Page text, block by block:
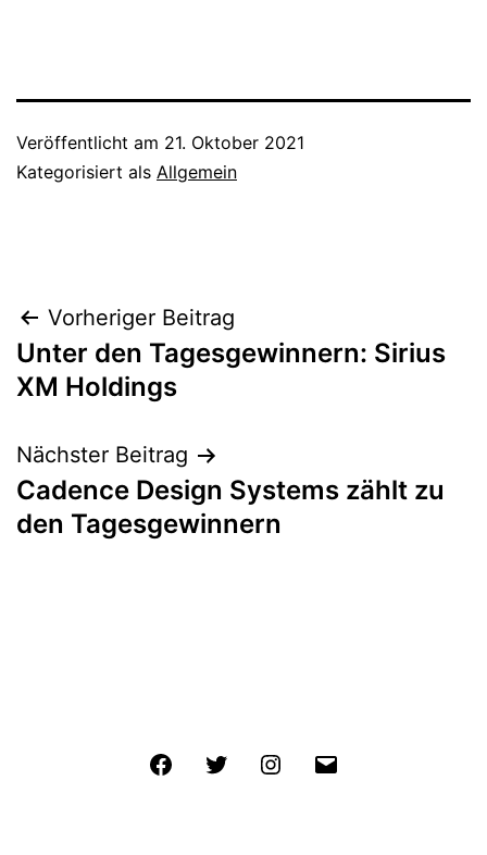
Veröffentlicht am 21. Oktober 2021
Kategorisiert als Allgemein
Beitragsnavigation
Vorheriger Beitrag
Unter den Tagesgewinnern: Sirius
XM Holdings
Nächster Beitrag
Cadence Design Systems zählt zu
den Tagesgewinnern
FacebookTwitter Instagram